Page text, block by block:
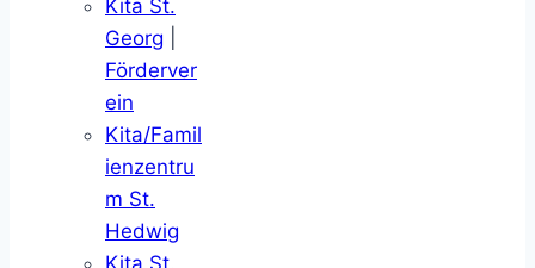
Kita St.
Georg
Förderver
ein
Kita/Famil
ienzentru
m St.
Hedwig
Kita St.